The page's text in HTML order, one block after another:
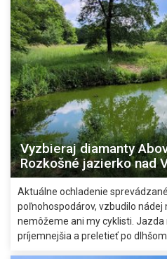
Vyzbieraj diamanty
Rozkošné jazierko nad
Aktuálne ochladenie
poľnohospodárov, vzbudilo
nemôžeme ani my cyklisti.
príjemnejšia a preletieť po